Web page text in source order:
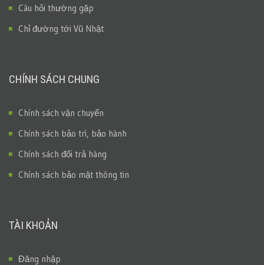
Câu hỏi thường gặp
Chỉ đường tới Vũ Nhật
CHÍNH SÁCH CHUNG
Chính sách vận chuyển
Chính sách bảo trì, bảo hành
Chính sách đổi trả hàng
Chính sách bảo mật thông tin
TÀI KHOẢN
Đăng nhập